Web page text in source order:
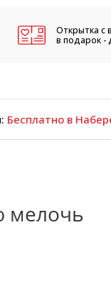
Открытка с
в подарок -
Бесплатно в
мелочь